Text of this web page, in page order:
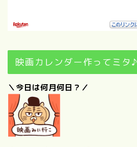
映画カレンダー作ってミタ♪
＼今日は何月何日？／